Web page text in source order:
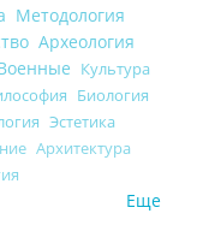
Методология
Археология
Культура
Биология
Эстетика
Архитектура
Еще